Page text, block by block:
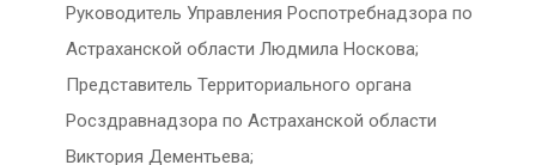
Руководитель Управления Роспотребнадзора по
Астраханской области Людмила Носкова;
Представитель Территориального органа
Росздравнадзора по Астраханской области
Виктория Дементьева;